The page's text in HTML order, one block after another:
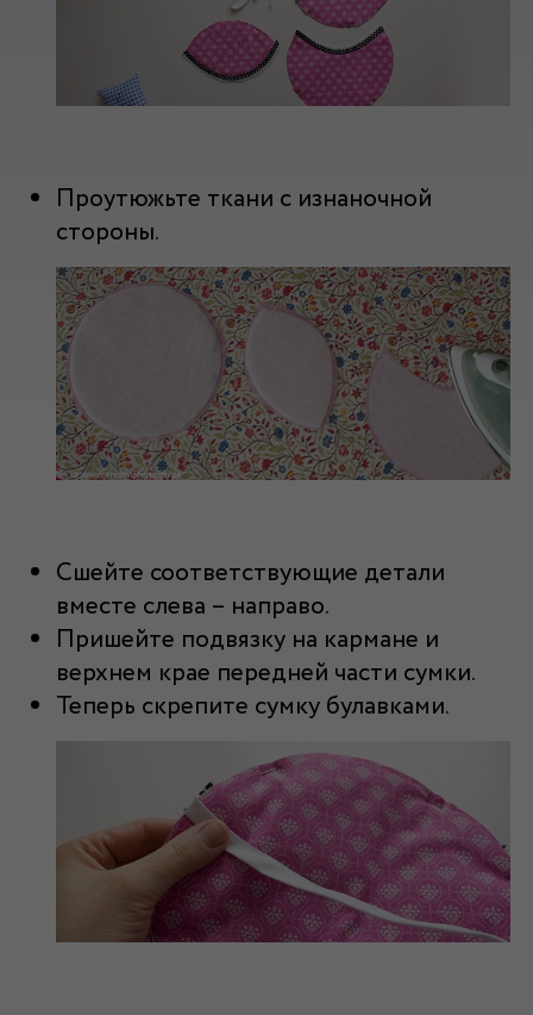
Проутюжьте ткани с изнаночной
стороны.
Сшейте соответствующие детали
вместе слева – направо.
Пришейте подвязку на кармане и
верхнем крае передней части сумки.
Теперь скрепите сумку булавками.